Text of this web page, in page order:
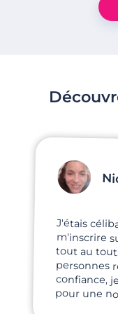
Rencontre à
4 minutes
Rencontre à
J'étais
m'inscrire
tout au
personnes
confiance,
pour une